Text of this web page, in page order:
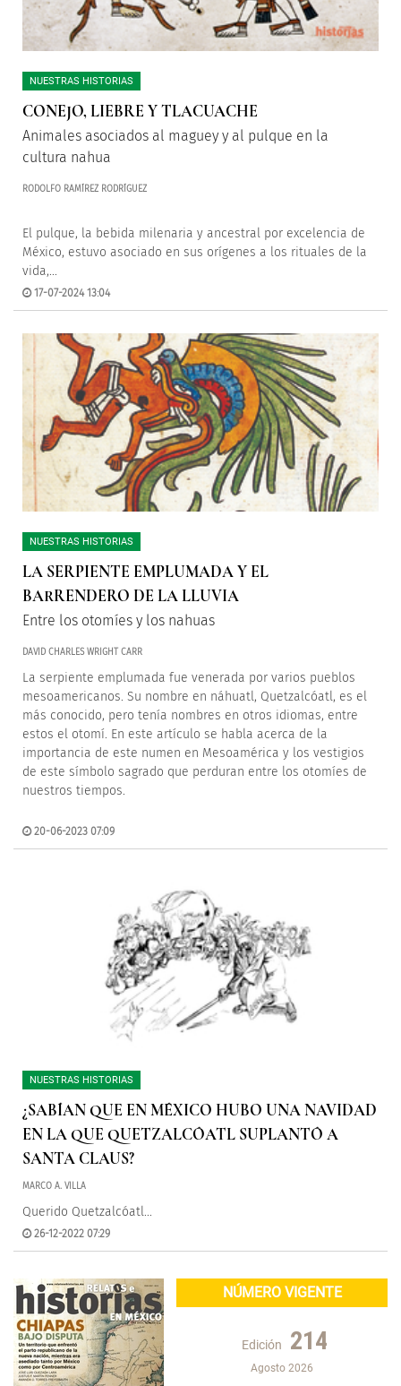
NUESTRAS HISTORIAS
CONEJO, LIEBRE Y TLACUACHE
Animales asociados al maguey y al pulque en la
cultura nahua
RODOLFO RAMÍREZ RODRÍGUEZ
El pulque, la bebida milenaria y ancestral por excelencia de
México, estuvo asociado en sus orígenes a los rituales de la
vida,...
17-07-2024 13:04
NUESTRAS HISTORIAS
LA SERPIENTE EMPLUMADA Y EL
BARRENDERO DE LA LLUVIA
Entre los otomíes y los nahuas
DAVID CHARLES WRIGHT CARR
La serpiente emplumada fue venerada por varios pueblos
mesoamericanos. Su nombre en náhuatl, Quetzalcóatl, es el
más conocido, pero tenía nombres en otros idiomas, entre
estos el otomí. En este artículo se habla acerca de la
importancia de este numen en Mesoamérica y los vestigios
de este símbolo sagrado que perduran entre los otomíes de
nuestros tiempos.
20-06-2023 07:09
NUESTRAS HISTORIAS
¿SABÍAN QUE EN MÉXICO HUBO UNA NAVIDAD
EN LA QUE QUETZALCÓATL SUPLANTÓ A
SANTA CLAUS?
MARCO A. VILLA
Querido Quetzalcóatl...
26-12-2022 07:29
NÚMERO VIGENTE
Edición 214
Agosto 2026